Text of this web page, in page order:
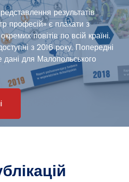
результатів
професій» є плакати з
повітів по всій країні.
з 2016 року. Попередні
дані для Малопольського